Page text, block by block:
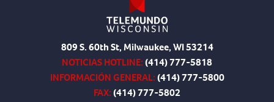
809 S. 60th St, Milwaukee, WI 53214
NOTICIAS HOTLINE:(414) 777-5818
INFORMACIÓN GENERAL:(414) 777-5800
FAX:(414) 777-5802